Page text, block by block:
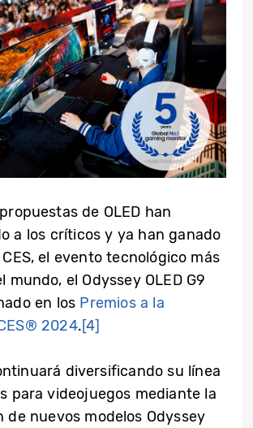
de OLED han
a los críticos y ya han ganado
el evento tecnológico más
mundo, el Odyssey OLED G9
en los Premios a la
2024.[4]
diversificando su línea
para videojuegos mediante la
de nuevos modelos Odyssey